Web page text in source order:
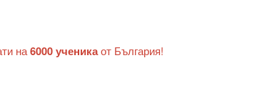
на6000 ученикаот България!